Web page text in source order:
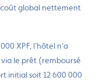
global nettement
XPF, l’hôtel n’a
le prêt (remboursé
initial soit 12 600 000